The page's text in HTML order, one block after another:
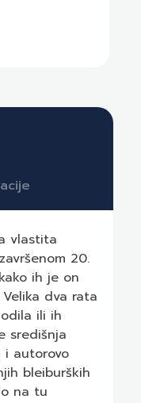
vlastita
20.
ih je on
dva rata
ili ih
središnja
i autorovo
bleiburških
na tu